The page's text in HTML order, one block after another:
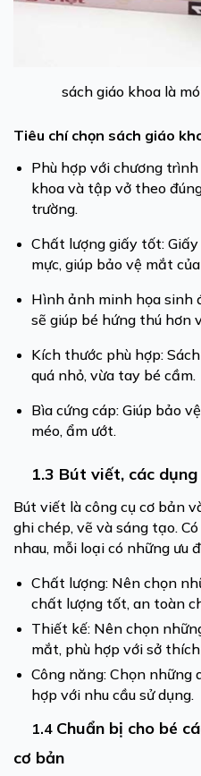
sách giáo khoa là
Tiêu chí chọn sách giáo
Phù hợp với chương
khoa và tập vở theo
trường.
Chất lượng giấy tốt:
mực, giúp bảo vệ mắt
Hình ảnh minh họa sinh
sẽ giúp bé hứng thú hơn
Kích thước phù hợp:
quá nhỏ, vừa tay bé cầm.
Bìa cứng cáp: Giúp bảo
méo, ẩm ướt.
1.3 Bút viết, các dụng
Bút viết là công cụ cơ bản
ghi chép, vẽ và sáng tạo.
nhau, mỗi loại có những ưu
Chất lượng: Nên chọn
chất lượng tốt, an toàn
Thiết kế: Nên chọn
mắt, phù hợp với sở
Công năng: Chọn những
hợp với nhu cầu sử dụng.
1.4 Chuẩn bị cho bé
cơ bản